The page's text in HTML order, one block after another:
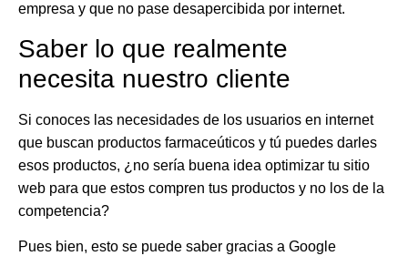
empresa y que no pase desapercibida por internet.
Saber lo que realmente
necesita nuestro cliente
Si conoces las necesidades de los usuarios en internet
que buscan productos farmaceúticos y tú puedes darles
esos productos, ¿no sería buena idea optimizar tu sitio
web para que estos compren tus productos y no los de la
competencia?
Pues bien, esto se puede saber gracias a Google